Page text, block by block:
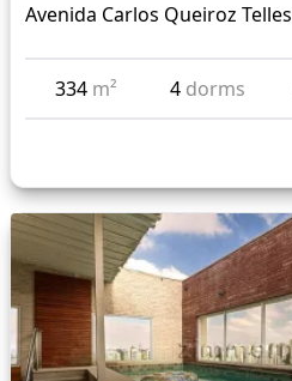
Avenida Carlos Queiroz Telles
334 m² 4 dorms